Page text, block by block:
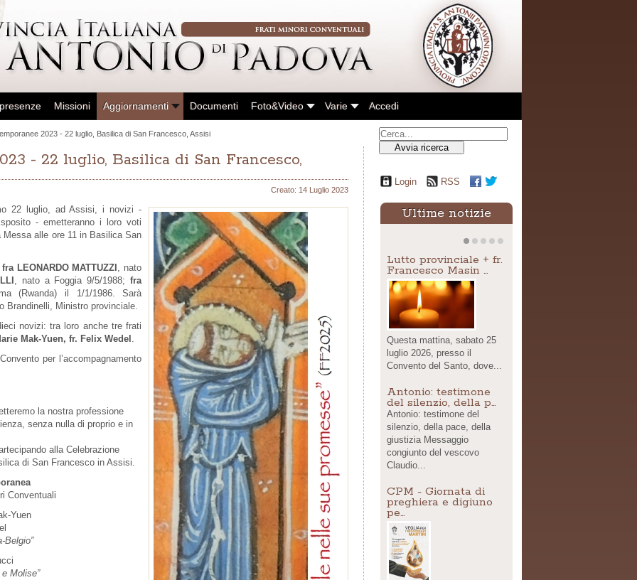
Missioni Aggiornamenti Documenti Foto&Video Varie Accedi
Avvia ricerca
2023 - 22 luglio, Basilica di San Francesco, Assisi
- 22 luglio, Basilica di San Francesco,
Creato: 14 Luglio 2023
22 luglio, ad Assisi, i novizi -
- emetteranno i loro voti
Messa alle ore 11 in Basilica San
fra LEONARDO MATTUZZI , nato
, nato a Foggia 9/5/1988;fra
(Rwanda) il 1/1/1986. Sarà
Brandinelli, Ministro provinciale.
novizi: tra loro anche tre frati
Mak-Yuen, fr. Felix Wedel .
per l’accompagnamento
la nostra professione
senza nulla di proprio e in
alla Celebrazione
di San Francesco in Assisi.
Conventuali
Yuen
Belgio”
Molise”
Login RSS
Ultime notizie
Lutto provinciale + fr.
Francesco Masin …
Questa mattina, sabato 25
luglio 2026, presso il
Convento del Santo, dove...
Antonio: testimone
del silenzio, della p…
Antonio: testimone del
silenzio, della pace, della
giustizia Messaggio
congiunto del vescovo
Claudio...
CPM - Giornata di
preghiera e digiuno
pe…